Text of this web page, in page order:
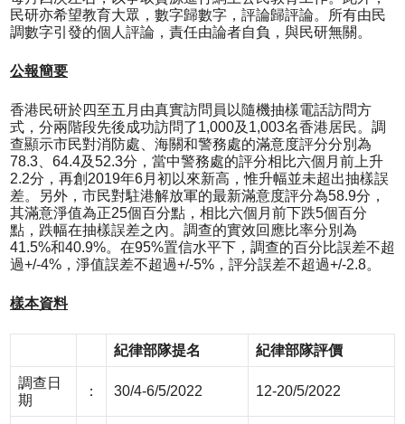
民研亦希望教育大眾，數字歸數字，評論歸評論。所有由民
調數字引發的個人評論，責任由論者自負，與民研無關。
公報簡要
香港民研於四至五月由真實訪問員以隨機抽樣電話訪問方
式，分兩階段先後成功訪問了1,000及1,003名香港居民。調
查顯示市民對消防處、海關和警務處的滿意度評分分別為
78.3、64.4及52.3分，當中警務處的評分相比六個月前上升
2.2分，再創2019年6月初以來新高，惟升幅並未超出抽樣誤
差。另外，市民對駐港解放軍的最新滿意度評分為58.9分，
其滿意淨值為正25個百分點，相比六個月前下跌5個百分
點，跌幅在抽樣誤差之內。調查的實效回應比率分別為
41.5%和40.9%。在95%置信水平下，調查的百分比誤差不超
過+/-4%，淨值誤差不超過+/-5%，評分誤差不超過+/-2.8。
樣本資料
紀律部隊提名 紀律部隊評價
調查日
期
： 30/4-6/5/2022 12-20/5/2022